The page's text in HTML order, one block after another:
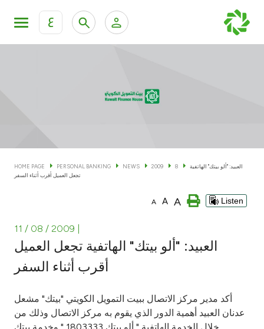
ع
KFH Online Corporate Banking Services
Cards
Banking Tiers
Investment
Tools & Services
HOME PAGE PERSONAL BANKING NEWS 2009 8
العبيد: "ألو بيتك" الهاتفية
تجعل العميل أقرب أثناء السفر
A A A Listen
11 / 08 / 2009
العبيد: "ألو بيتك" الهاتفية تجعل العميل
أقرب أثناء السفر
أكد مدير مركز الاتصال ببيت التمويل الكويتي "بيتك" مشعل
عدنان العبيد أهمية الدور الذي يقوم به مركز الاتصال وذلك من